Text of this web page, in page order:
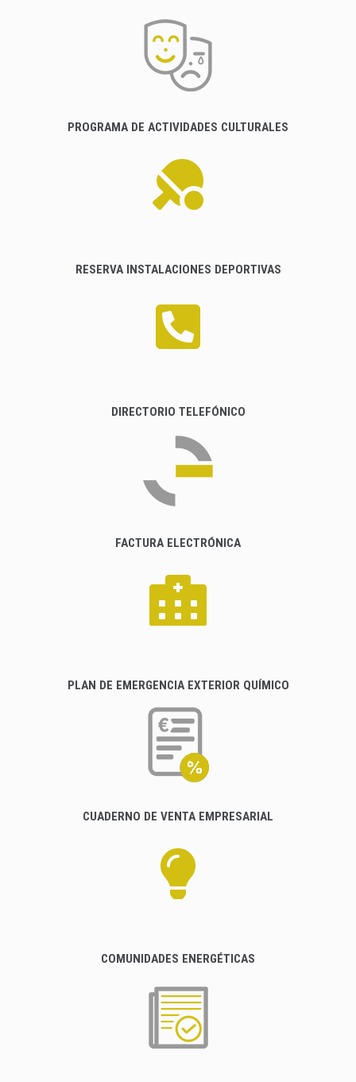
PROGRAMA DE ACTIVIDADES CULTURALES
RESERVA INSTALACIONES DEPORTIVAS
DIRECTORIO TELEFÓNICO
FACTURA ELECTRÓNICA
PLAN DE EMERGENCIA EXTERIOR QUÍMICO
CUADERNO DE VENTA EMPRESARIAL
COMUNIDADES ENERGÉTICAS